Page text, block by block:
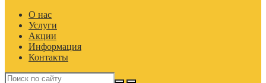
О нас
Услуги
Акции
Информация
Контакты